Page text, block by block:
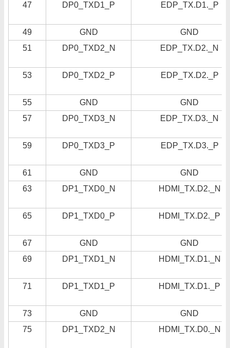
47 DP0_TXD1_P EDP_TX.D1._P
49 GND
GND
51
DP0_TXD2_N EDP_TX.D2._N
53 DP0_TXD2_P EDP_TX.D2._P
55 GND
GND
57
DP0_TXD3_N EDP_TX.D3._N
59 DP0_TXD3_P EDP_TX.D3._P
61 GND
GND
63
DP1_TXD0_N HDMI_TX.D2._N
65 DP1_TXD0_P HDMI_TX.D2._P
67 GND
GND
69
DP1_TXD1_N HDMI_TX.D1._N
71 DP1_TXD1_P HDMI_TX.D1._P
73 GND
GND
75
DP1_TXD2_N HDMI_TX.D0._N